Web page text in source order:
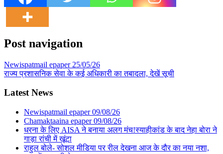
Post navigation
Newispatmail epaper 25/05/26
राज्य प्रशासनिक सेवा के कई अधिकारी का तबादला, देखें सूची
Latest News
Newispatmail epaper 09/08/26
Chamaktaaina epaper 09/08/26
धरना के लिए AISA ने बनाया अलग मंच!स्याहीकांड के बाद नेहा बोरा ने
गाड़ा रांची में खूंटा
राहुल बोले- सोशल मीडिया पर रील देखना आज के दौर का नया नशा,